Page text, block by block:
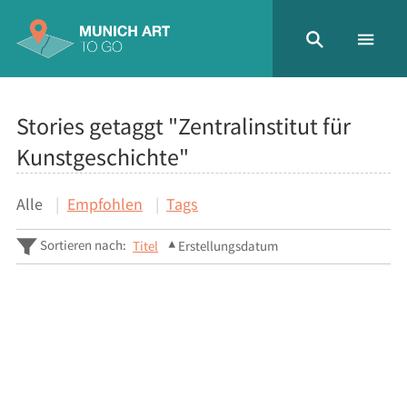
Stories getaggt "Zentralinstitut für
Kunstgeschichte"
Alle Empfohlen Tags
Sortieren nach: Titel Erstellungsdatum